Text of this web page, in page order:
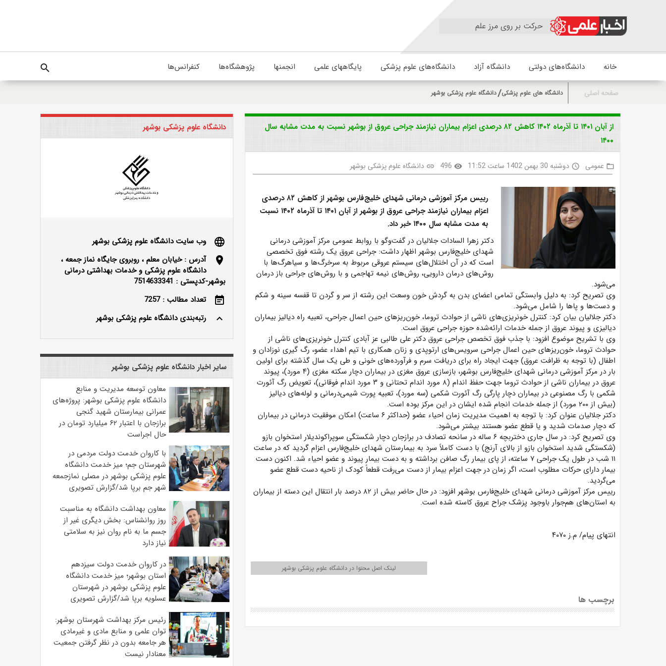
حرکت بر روی مرز علم
خانه دانشگاه‌های دولتی دانشگاه آزاد دانشگاه‌های علوم پزشکی پایگاههای علمی انجمنها پژوهشگاه‌ها کنفرانس‌ها search
صفحه اصلی دانشگاه های علوم پزشکی دانشگاه علوم پزشکی بوشهر
از آبان ۱۴۰۱ تا آذرماه ۱۴۰۲ کاهش ۸۲ درصدی اعزام بیماران نیازمند جراحی عروق از بوشهر نسبت به مدت مشابه سال
۱۴۰۰
folder_open عمومی access_time دوشنبه 30 بهمن 1402 ساعت 11:52 visibility
496
link دانشگاه علوم پزشکی بوشهر
رییس مرکز آموزشی درمانی شهدای خلیج‌فارس بوشهر از کاهش ۸۲ درصدی
اعزام بیماران نیازمند جراحی عروق از بوشهر از آبان ۱۴۰۱ تا آذرماه ۱۴۰۲ نسبت
به مدت مشابه سال ۱۴۰۰ خبر داد.
دکتر زهرا السادات جلالیان در گفت‌وگو با روابط عمومی مرکز آموزشی درمانی
شهدای خلیج‌فارس بوشهر اظهار داشت: جراحی عروق یک رشته فوق تخصصی
است که در آن اختلال‌های سیستم عروقی مربوط به سرخرگ‌ها و سیاهرگ‌ها با
روش‌های درمان دارویی، روش‌های نیمه تهاجمی و با روش‌های جراحی باز درمان
می‌شود.
وی تصریح کرد: به دلیل وابستگی تمامی اعضای بدن به گردش خون وسعت این رشته از سر و گردن تا قفسه سینه و شکم
و دست‌ها و پاها را شامل می‌شود.
دکتر جلالیان بیان کرد: کنترل خونریزی‌های ناشی از حوادث تروما، خون‌ریزهای حین اعمال جراحی، تعبیه راه دیالیز بیماران
دیالیزی و پیوند عروق از جمله خدمات ارائه‌شده حوزه جراحی عروق است.
وی با تشریح موضوع افزود: با جذب فوق تخصص جراحی عروق دکتر علی طالبی عز آبادی کنترل خونریزی‌های ناشی از
حوادث تروما، خون‌ریزهای حین اعمال جراحی سرویس‌های ارتوپدی و زنان همکاری با تیم اهداء عضو، رگ گیری نوزادان و
اطفال (با توجه به ظرافت عروق) جهت ایجاد راه برای دریافت سرم و فرآورده‌های خونی و طی یک سال گذشته برای اولین
بار در مرکز آموزشی درمانی شهدای خلیج‌فارس بوشهر، بازسازی عروق مغزی در بیماران دچار سکته مغزی (۴ مورد)، پیوند
عروق در بیماران ناشی از حوادث تروما جهت حفظ اندام (۸ مورد اندام تحتانی و ۳ مورد اندام فوقانی)، تعویض رگ آئورت
شکمی با رگ مصنوعی در بیماران دچار پارگی رگ آئورت شکمی (سه مورد)، تعبیه پورت شیمی‌درمانی و لوله‌های دیالیز
(بیش از ۲۰۰ مورد) از جمله خدمات انجام شده ایشان در این مرکز بوده است.
دکتر جلالیان عنوان کرد: با توجه به اهمیت مدیریت زمان احیاء عضو (حداکثر ۶ ساعت) امکان موفقیت درمانی در بیماران
که دچار صدمات شدید و یا قطع عضو هستند بیشتر می‌شود.
وی تصریح کرد: در سال جاری دختربچه ۶ ساله در سانحه تصادف در برازجان دچار شکستگی سوپراکوندیلار استخوان بازو
(شکستگی شدید استخوان بازو از بالای آرنج) با دست کاملاً سرد به بیمارستان شهدای خلیج‌فارس اعزام گردید که در ساعت
۱۱ شب در طول یک جراحی ۷ ساعته، از پای بیمار رگ صافن برداشته و به دست بیمار پیوند و عضو احیاء شد. اکنون دست
بیمار دارای حرکات مطلوب است، اگر زمان در جهت اعزام بیمار از دست می‌رفت قطعاً کودک از ناحیه دست قطع عضو
می‌گردید.
رییس مرکز آموزشی درمانی شهدای خلیج‌فارس بوشهر افزود: در حال حاضر بیش از ۸۲ درصد بار انتقال این دسته از بیماران
به استان‌های هم‌جوار باوجود پزشک جراح عروق کاسته شده است.
انتهای پیام/ م.ز ۴۰۷۰
لینک اصل محتوا در دانشگاه علوم پزشکی بوشهر
برچسب ها
دانشگاه علوم پزشکی بوشهر
language
وب سایت دانشگاه علوم پزشکی بوشهر
location_on
آدرس : خیابان معلم ، روبروی جایگاه نماز جمعه ،
دانشگاه علوم پزشکی و خدمات بهداشتی درمانی
بوشهر-کدپستی : 7514633341
event_note
تعداد مطالب : 7257
keyboard_arrow_up
رتبه‌بندی دانشگاه علوم پزشکی بوشهر
سایر اخبار دانشگاه علوم پزشکی بوشهر
معاون توسعه مدیریت و منابع
دانشگاه علوم پزشکی بوشهر: پروژه‌های
عمرانی بیمارستان شهید گنجی
برازجان با اعتبار ۶۲ میلیارد تومان در
حال اجراست
با کاروان خدمت دولت مردمی در
شهرستان جم؛ میز خدمت دانشگاه
علوم پزشکی بوشهر در مصلی نمازجمعه
شهر جم برپا شد/گزارش تصویری
معاون بهداشت دانشگاه به مناسبت
روز روانشناس: بخش دیگری غیر از
جسم ما به نام روان نیز به سلامتی
نیاز دارد
در کاروان خدمت دولت سیزدهم
استان بوشهر؛ میز خدمت دانشگاه
علوم پزشکی بوشهر در شهرستان
عسلویه برپا شد/گزارش تصویری
رئیس مرکز بهداشت شهرستان بوشهر:
توان علمی و منابع مادی و غیرمادی
هر جامعه بدون در نظر گرفتن جمعیت
معنادار نیست